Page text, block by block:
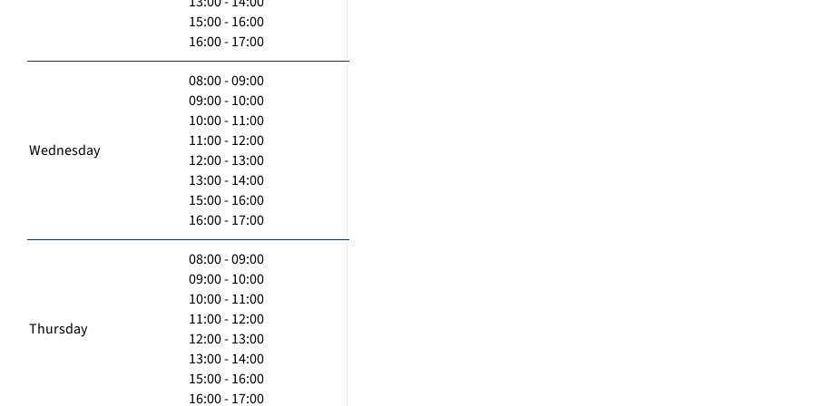
15:00 - 16:00
16:00 - 17:00
Wednesday
08:00 - 09:00
09:00 - 10:00
10:00 - 11:00
11:00 - 12:00
12:00 - 13:00
13:00 - 14:00
15:00 - 16:00
16:00 - 17:00
Thursday
08:00 - 09:00
09:00 - 10:00
10:00 - 11:00
11:00 - 12:00
12:00 - 13:00
13:00 - 14:00
15:00 - 16:00
16:00 - 17:00